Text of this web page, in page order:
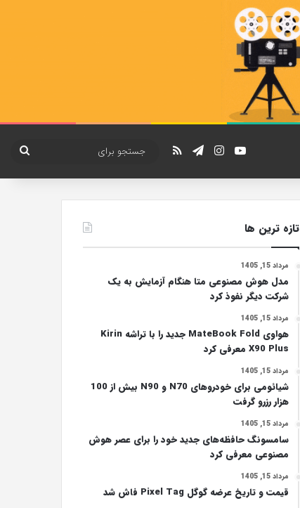
یوتیوباینستاگرام
تلگرام خوراک
برای
تازه ترین ها
مرداد 15, 1405
مدل هوش مصنوعی متا هنگام آزمایش به یک
شرکت دیگر نفوذ کرد
مرداد 15, 1405
هواوی MateBook Fold جدید را با تراشه Kirin
X90 Plus معرفی کرد
مرداد 15, 1405
شیائومی برای خودروهای N70 و N90 بیش از 100
هزار رزرو گرفت
مرداد 15, 1405
سامسونگ حافظه‌های جدید خود را برای عصر هوش
مصنوعی معرفی کرد
مرداد 15, 1405
قیمت و تاریخ عرضه گوگل Pixel Tag فاش شد